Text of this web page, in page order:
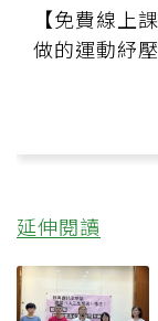
【免費線上
做的運動紓
延伸閱讀